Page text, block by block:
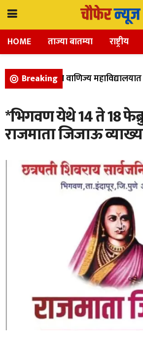
HOME ताज्या बातम्या राष्ट्रीय
Breaking
विज्ञान, आणि वाणिज्य महाविद्यालयात
*भिगवण येथे 14 ते 18
राजमाता जिजाऊ